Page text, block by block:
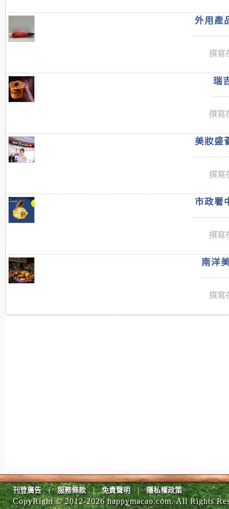
外用產
撰寫
瑞
撰寫
美妝盛
撰寫
市政署
撰寫
南洋
撰寫
刊登廣告 | 服務條款 | 免責聲明 | 隱私權政策
CopyRight © 2012-2026 happymacao.com. All Rights